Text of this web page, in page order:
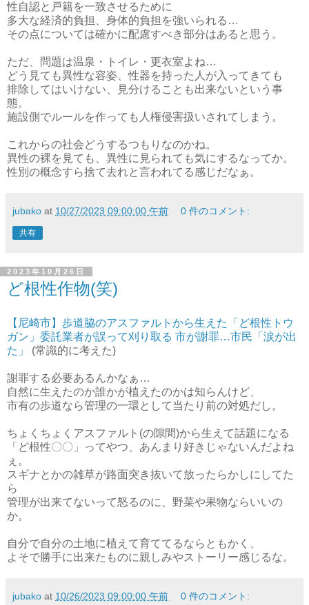
性自認と戸籍を一致させるために
多大な経済的負担、身体的負担を強いられる…
その点については確かに配慮すべき部分はあると思う。
ただ、問題は温泉・トイレ・更衣室よね…
どう見ても異性な容姿、性器を持った人が入ってきても
排除してはいけない、見分けることも出来ないという事
態。
施設側でルールを作っても人権侵害扱いされてしまう。
これからの社会どうするつもりなのかね。
異性の裸を見ても、異性に見られても気にするなってか。
性別の概念すら捨て去れと言われてる感じだなぁ。
jubako at 10/27/2023 09:00:00 午前 0 件のコメント:
共有
2023年10月26日
ど根性作物(笑)
【尼崎市】歩道脇のアスファルトから生えた「ど根性トウ
ガン」委託業者が誤って刈り取る 市が謝罪…市民「涙が出
た」
(常識的に考えた)
謝罪する必要あるんかなぁ…
自然に生えたのか誰かが植えたのかは知らんけど、
市有の歩道なら管理の一環として当たり前の対処だし。
ちょくちょくアスファルト(の隙間)から生えて話題になる
「ど根性〇〇」ってやつ、あんまり好きじゃないんだよね
ぇ。
スギナとかの雑草が路面突き抜いて放ったらかしにしてた
ら
管理が出来てないって怒るのに、野菜や果物ならいいの
か。
自分で自分の土地に植えて育ててるならともかく、
よそで勝手に出来たものに親しみやストーリー感じるな。
jubako at 10/26/2023 09:00:00 午前 0 件のコメント: